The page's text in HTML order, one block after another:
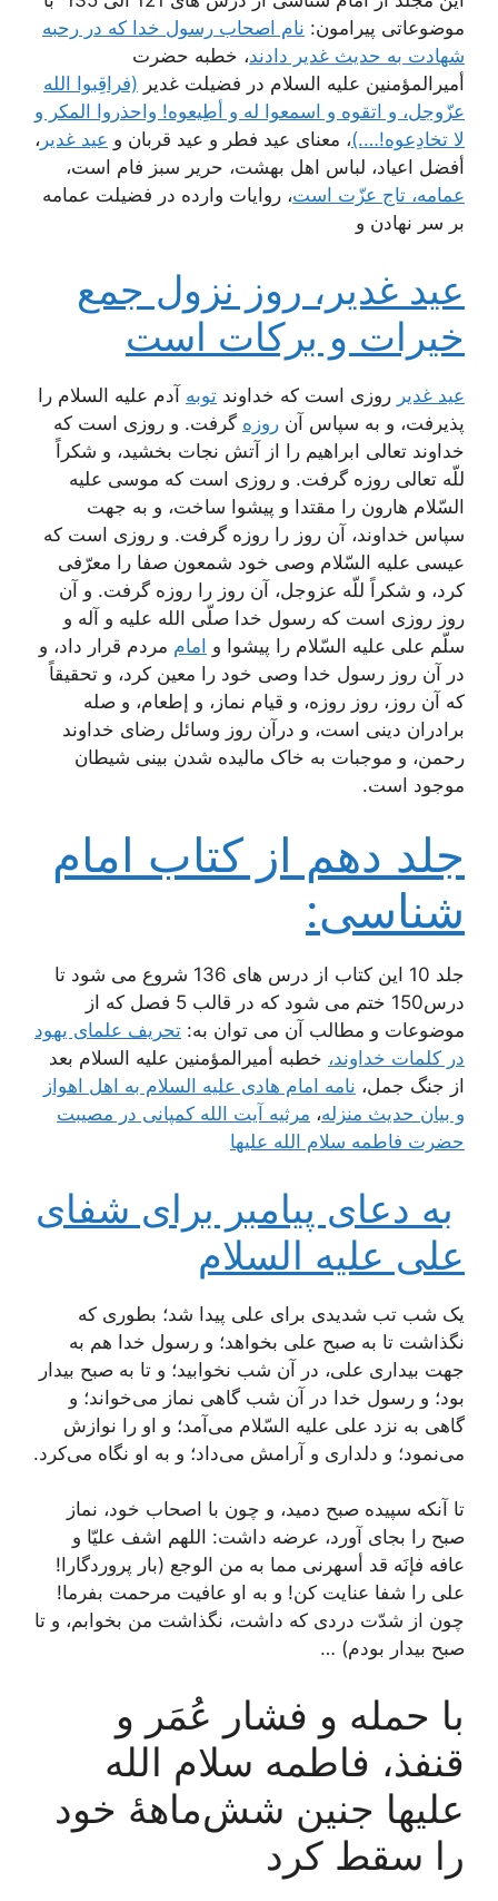
موضوعاتی پیرامون: نام اصحاب رسول خدا كه در رحبه
شهادت به حدیث غدیر دادند، خطبه حضرت
أمیرالمؤمنین علیه السلام در فضیلت غدیر (فراقِبوا الله
عزّوجل، و اتقوه و اسمعوا له و أطِیعوه! واحذروا المکر و
لا تخادِعوه!….)، معناى عید فطر و عید قربان‌ و عید غدیر ،
أفضل اعیاد، لباس اهل بهشت، حریر سبز فام است‌،
عمامه، تاج عزّت است‌، روایات وارده در فضیلت عمامه
بر سر نهادن‌ و
عید غدیر، روز نزول جمع
خیرات و بركات است‌
عید غدیر روزی است که خداوند توبه آدم علیه السلام را
پذیرفت، و به سپاس آن روزه گرفت. و روزی است که
خداوند تعالی ابراهیم را از آتش نجات بخشید، و شکراً
للّه تعالی روزه گرفت. و روزی است که موسی علیه
السّلام هارون را مقتدا و پیشوا ساخت، و به جهت
سپاس خداوند، آن روز را روزه گرفت. و روزی است که
عیسی علیه السّلام وصی خود شمعون صفا را معرّفی
کرد، و شکراً للّه عزوجل، آن روز را روزه گرفت. و آن
روز روزی است که رسول خدا صلّی الله علیه و آله و
سلّم علی علیه السّلام را پیشوا و امام مردم قرار داد، و
در آن روز رسول خدا وصی خود را معین کرد، و تحقیقاً
که آن روز، روز روزه، و قیام نماز، و إطعام، و صله
برادران دینی است، و درآن روز وسائل رضای خداوند
رحمن، و موجبات به خاک مالیده شدن بینی شیطان
موجود است.
جلد دهم از کتاب امام
شناسی:
جلد 10 این کتاب از درس های 136 شروع می شود تا
درس150 ختم می شود که در قالب 5 فصل که از
موضوعات و مطالب آن می توان به: تحریف علمای یهود
در کلمات خداوند، خطبه أمیرالمؤمنین علیه السلام بعد
از جنگ جمل‌، نامه امام هادی علیه السلام به اهل اهواز
و بیان حدیث منزله‌، مرثیه آیت الله کمپانی در مصیبت
حضرت فاطمه سلام الله علیها
به دعای پیامبر برای شفای
علی علیه السلام‌
یک شب تب شدیدی برای علی پیدا شد؛ بطوری که
نگذاشت تا به صبح علی بخواهد؛ و رسول خدا هم به
جهت بیداری علی، در آن شب نخوابید؛ و تا به صبح بیدار
بود؛ و رسول خدا در آن شب گاهی نماز می‌خواند؛ و
گاهی به نزد علی علیه السّلام می‌آمد؛ و او را نوازش
می‌نمود؛ و دلداری و آرامش می‌داد؛ و به او نگاه می‌کرد.
تا آنکه سپیده صبح دمید، و چون با اصحاب خود، نماز
صبح را بجای آورد، عرضه داشت: اللهم اشف علیّا و
عافه فإنَه قد أسهرنی مما به من الوجع (بار پروردگارا!
علی را شفا عنایت کن! و به او عافیت مرحمت بفرما!
چون از شدّت دردی که داشت، نگذاشت من بخوابم، و تا
صبح بیدار بودم) …
با حمله و فشار عُمَر و
قنفذ، فاطمه سلام الله
علیها جنین شش‌ماهۀ خود
را سقط کرد